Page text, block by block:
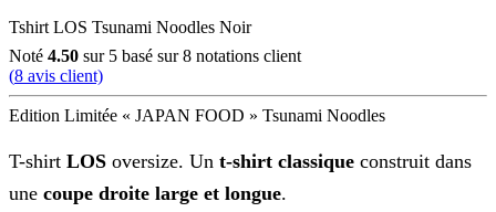
Tshirt LOS Tsunami Noodles Noir
Noté 4.50 sur 5 basé sur8 notations client
(8 avis client)
Edition Limitée « JAPAN FOOD » Tsunami Noodles
T-shirt LOS oversize. Un t-shirt classique construit dans
une coupe droite large et longue.